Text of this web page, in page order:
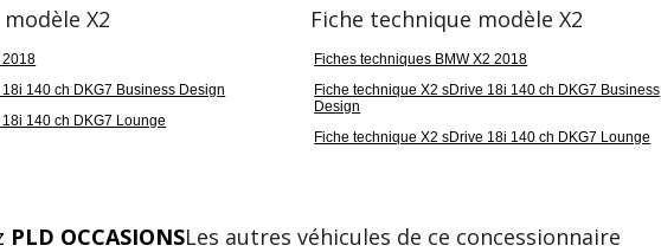
X2
2018
140 ch DKG7 Business Design
140 ch DKG7 Lounge
Fiche technique modèle X2
Fiches techniques BMW X2 2018
Fiche technique X2 sDrive 18i 140 ch DKG7 Business
Design
Fiche technique X2 sDrive 18i 140 ch DKG7 Lounge
PLD OCCASIONSLes autres véhicules de ce concessionnaire